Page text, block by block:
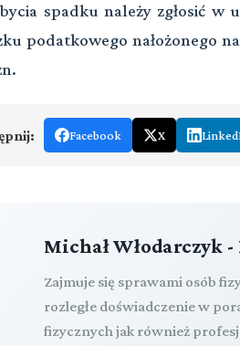
spadku należy zgłosić w
podatkowego nałożonego
Facebook X
Michał Włodarczyk
Zajmuje się sprawami osób
rozległe doświadczenie w
fizycznych jak również